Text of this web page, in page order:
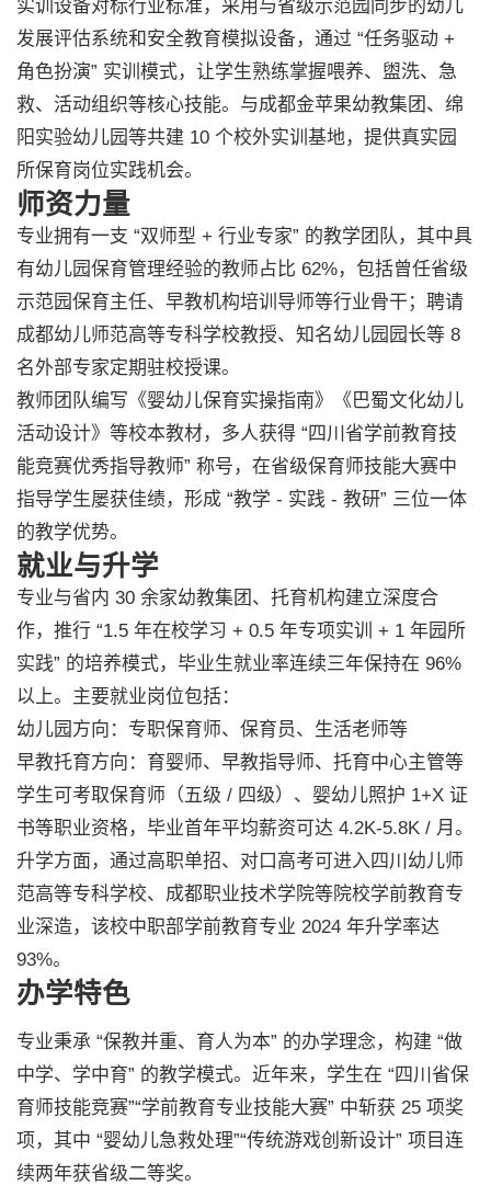
实训设备对标行业标准，采用与省级示范园同步的幼儿
发展评估系统和安全教育模拟设备，通过 “任务驱动 +
角色扮演” 实训模式，让学生熟练掌握喂养、盥洗、急
救、活动组织等核心技能。与成都金苹果幼教集团、绵
阳实验幼儿园等共建 10 个校外实训基地，提供真实园
所保育岗位实践机会。
师资力量
专业拥有一支 “双师型 + 行业专家” 的教学团队，其中具
有幼儿园保育管理经验的教师占比 62%，包括曾任省级
示范园保育主任、早教机构培训导师等行业骨干；聘请
成都幼儿师范高等专科学校教授、知名幼儿园园长等 8
名外部专家定期驻校授课。
教师团队编写《婴幼儿保育实操指南》《巴蜀文化幼儿
活动设计》等校本教材，多人获得 “四川省学前教育技
能竞赛优秀指导教师” 称号，在省级保育师技能大赛中
指导学生屡获佳绩，形成 “教学 - 实践 - 教研” 三位一体
的教学优势。
就业与升学
专业与省内 30 余家幼教集团、托育机构建立深度合
作，推行 “1.5 年在校学习 + 0.5 年专项实训 + 1 年园所
实践” 的培养模式，毕业生就业率连续三年保持在 96%
以上。主要就业岗位包括：
幼儿园方向：专职保育师、保育员、生活老师等
早教托育方向：育婴师、早教指导师、托育中心主管等
学生可考取保育师（五级 / 四级）、婴幼儿照护 1+X 证
书等职业资格，毕业首年平均薪资可达 4.2K-5.8K / 月。
升学方面，通过高职单招、对口高考可进入四川幼儿师
范高等专科学校、成都职业技术学院等院校学前教育专
业深造，该校中职部学前教育专业 2024 年升学率达
93%。
办学特色
专业秉承 “保教并重、育人为本” 的办学理念，构建 “做
中学、学中育” 的教学模式。近年来，学生在 “四川省保
育师技能竞赛”“学前教育专业技能大赛” 中斩获 25 项奖
项，其中 “婴幼儿急救处理”“传统游戏创新设计” 项目连
续两年获省级二等奖。